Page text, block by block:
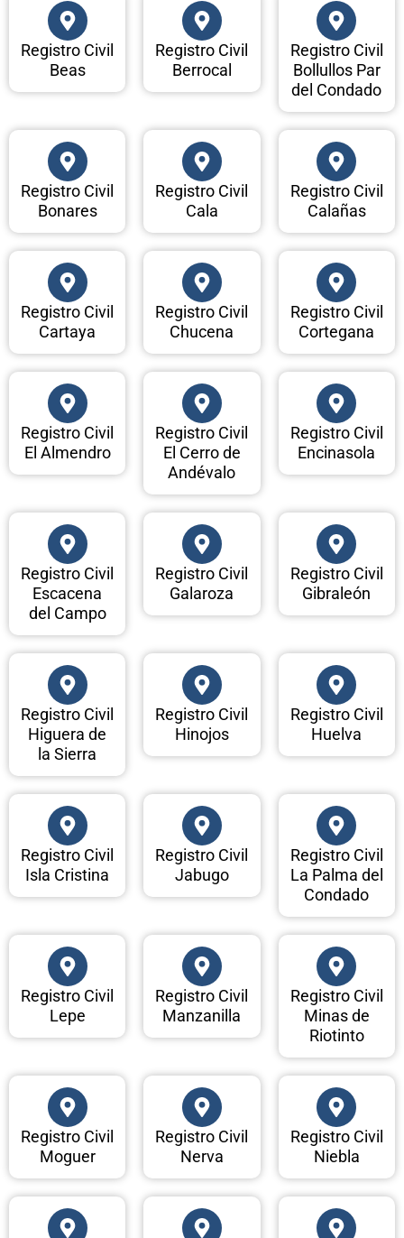
Registro Civil
Beas
Registro Civil
Berrocal
Registro Civil
Bollullos Par
del Condado
Registro Civil
Bonares
Registro Civil
Cala
Registro Civil
Calañas
Registro Civil
Cartaya
Registro Civil
Chucena
Registro Civil
Cortegana
Registro Civil
El Almendro
Registro Civil
El Cerro de
Andévalo
Registro Civil
Encinasola
Registro Civil
Escacena
del Campo
Registro Civil
Galaroza
Registro Civil
Gibraleón
Registro Civil
Higuera de
la Sierra
Registro Civil
Hinojos
Registro Civil
Huelva
Registro Civil
Isla Cristina
Registro Civil
Jabugo
Registro Civil
La Palma del
Condado
Registro Civil
Lepe
Registro Civil
Manzanilla
Registro Civil
Minas de
Riotinto
Registro Civil
Moguer
Registro Civil
Nerva
Registro Civil
Niebla